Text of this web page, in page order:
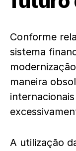
Conforme
sistema
maneira
A utilização